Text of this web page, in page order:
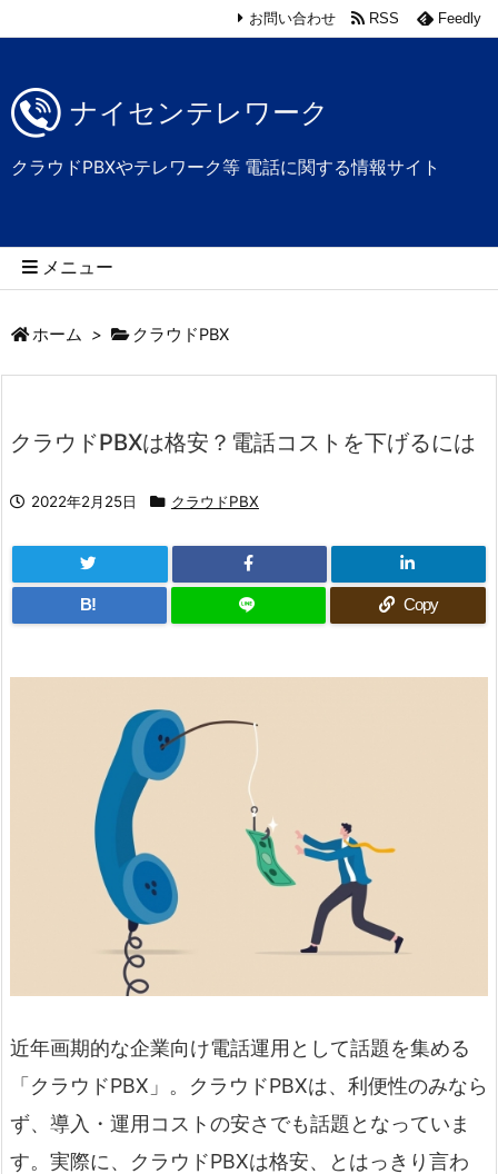
ナイセンテレワーク
クラウドPBXやテレワーク等 電話に関する情報サイト
メニュー
お問い合わせ RSS Feedly
ホーム > クラウドPBX
クラウドPBXは格安？電話コストを下げるには
2022年2月25日 クラウドPBX
B! Copy
近年画期的な企業向け電話運用として話題を集める
「クラウドPBX」。クラウドPBXは、利便性のみなら
ず、導入・運用コストの安さでも話題となっていま
す。実際に、クラウドPBXは格安、とはっきり言わ